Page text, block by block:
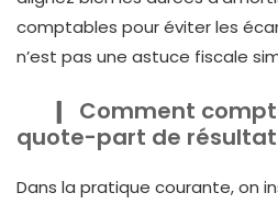
comptables pour éviter les
n’est pas une astuce fiscale
Comment
quote-part de résultat
Dans la pratique courante, on